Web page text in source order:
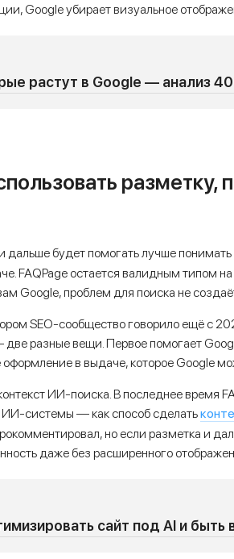
Google убирает визуальное
растут в Google — анализ
разметку,
дальше будет помогать лучше
FAQPage остается валидным типом
Google, проблем для поиска не
SEO-сообщество говорило ещё с
разные вещи. Первое помогает
в выдаче, которое Google
ИИ-поиска. В последнее время
системы — как способ сделать
но если разметка и
даже без расширенного
сайт под AI и быть